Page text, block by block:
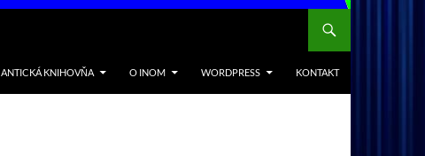
ANTICKÁ KNIHOVŇA O INOM WORDPRESS KONTAKT